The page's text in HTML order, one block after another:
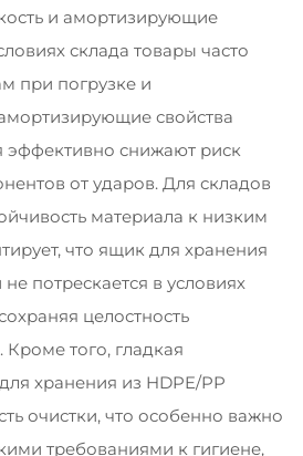
и амортизирующие
склада товары часто
при погрузке и
свойства
эффективно снижают риск
от ударов. Для складов
материала к низким
что ящик для хранения
потрескается в условиях
целостность
Кроме того, гладкая
хранения из HDPE/PP
очистки, что особенно важно
требованиями к гигиене,